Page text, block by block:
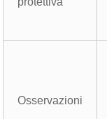
Osservazioni